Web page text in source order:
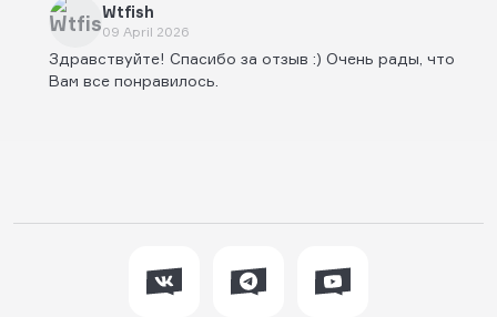
Wtfish
09 April 2026
Здравствуйте! Спасибо за отзыв :) Очень рады, что
Вам все понравилось.